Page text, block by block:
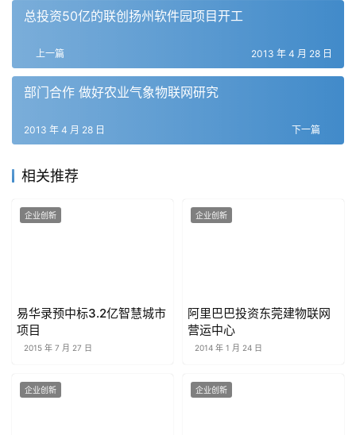
总投资50亿的联创扬州软件园项目开工
上一篇 2013 年 4 月 28 日
部门合作 做好农业气象物联网研究
下一篇
2013 年 4 月 28 日
相关推荐
企业创新
易华录预中标3.2亿智慧城市
项目
2015 年 7 月 27 日
企业创新
阿里巴巴投资东莞建物联网
营运中心
2014 年 1 月 24 日
企业创新 企业创新